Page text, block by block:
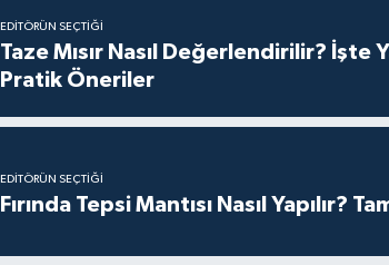
EDITÖRÜN SEÇTIĞI
Taze Mısır Nasıl Değerlendirilir? İşte
Pratik Öneriler
EDITÖRÜN SEÇTIĞI
Fırında Tepsi Mantısı Nasıl Yapılır?